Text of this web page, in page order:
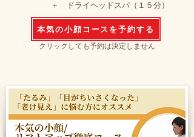
＋ ドライヘッドスパ（１５分）
本気の小顔コースを予約する
​クリックしても予約は決定しません